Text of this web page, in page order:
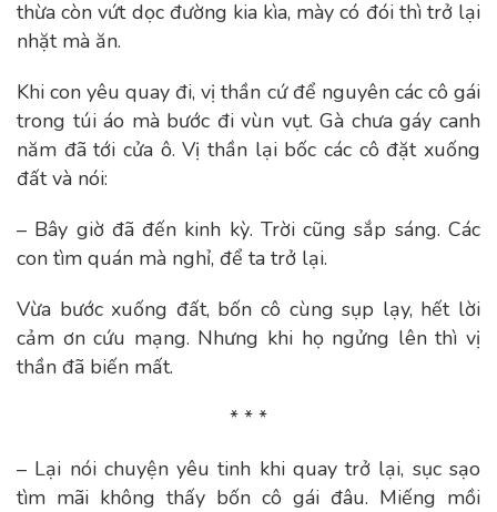
thừa còn vứt dọc đường kia kìa, mày có đói thì trở lại
nhặt mà ăn.
Khi con yêu quay đi, vị thần cứ để nguyên các cô gái
trong túi áo mà bước đi vùn vụt. Gà chưa gáy canh
năm đã tới cửa ô. Vị thần lại bốc các cô đặt xuống
đất và nói:
– Bây giờ đã đến kinh kỳ. Trời cũng sắp sáng. Các
con tìm quán mà nghỉ, để ta trở lại.
Vừa bước xuống đất, bốn cô cùng sụp lạy, hết lời
cảm ơn cứu mạng. Nhưng khi họ ngửng lên thì vị
thần đã biến mất.
* * *
– Lại nói chuyện yêu tinh khi quay trở lại, sục sạo
tìm mãi không thấy bốn cô gái đâu. Miếng mồi